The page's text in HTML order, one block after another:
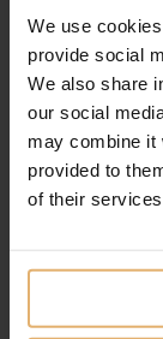
We use
provide social
We also share
our social
may combine it
provided to
of their
Nordahl